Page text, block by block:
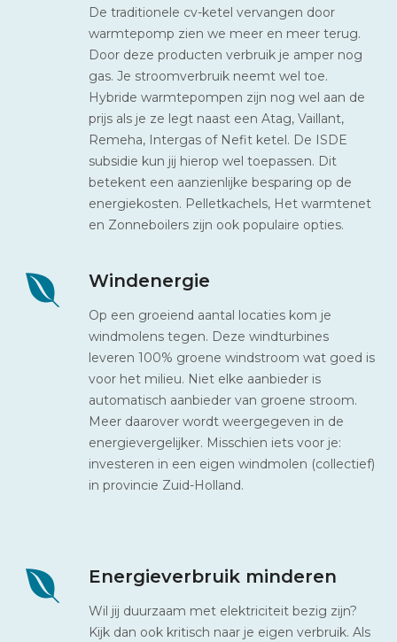
De traditionele cv-ketel vervangen door
warmtepomp zien we meer en meer terug.
Door deze producten verbruik je amper nog
gas. Je stroomverbruik neemt wel toe.
Hybride warmtepompen zijn nog wel aan de
prijs als je ze legt naast een Atag, Vaillant,
Remeha, Intergas of Nefit ketel. De ISDE
subsidie kun jij hierop wel toepassen. Dit
betekent een aanzienlijke besparing op de
energiekosten. Pelletkachels, Het warmtenet
en Zonneboilers zijn ook populaire opties.
Windenergie
Op een groeiend aantal locaties kom je
windmolens tegen. Deze windturbines
leveren 100% groene windstroom wat goed is
voor het milieu. Niet elke aanbieder is
automatisch aanbieder van groene stroom.
Meer daarover wordt weergegeven in de
energievergelijker. Misschien iets voor je:
investeren in een eigen windmolen (collectief)
in provincie Zuid-Holland.
Energieverbruik minderen
Wil jij duurzaam met elektriciteit bezig zijn?
Kijk dan ook kritisch naar je eigen verbruik. Als